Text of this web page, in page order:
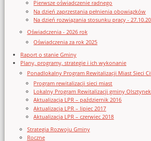
Pierwsze oświadczenie radnego
Na dzień zaprzestania pełnienia obowiązków
Na dzień rozwiązania stosunku pracy -
Oświadczenia - 2026 rok
Oświadczenia za rok 2025
Raport o stanie Gminy
Plany, programy, strategie i ich wykonanie
Ponadlokalny Program Rewitalizacji Miast Sieci
Program rewitalizacji sieci miast
Lokalny Program Rewitalizacji gminy Olsztynek
Aktualizacja LPR – październik 2016
Aktualizacja LPR – lipiec 2017
Aktualizacja LPR – czerwiec 2018
Strategia Rozwoju Gminy
Roczne